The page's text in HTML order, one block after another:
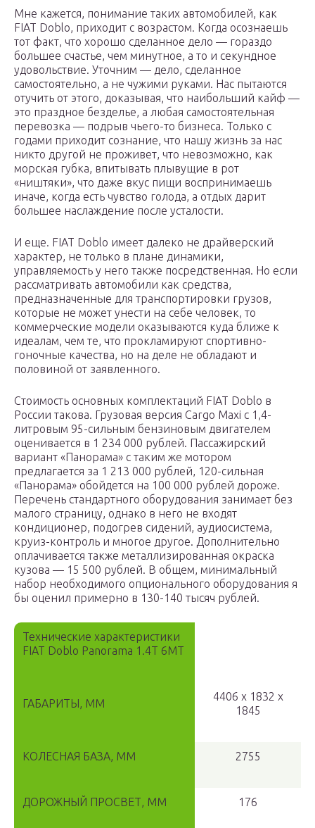
Мне кажется, понимание таких автомобилей, как
FIAT Doblo, приходит с возрастом. Когда осознаешь
тот факт, что хорошо сделанное дело — гораздо
большее счастье, чем минутное, а то и секундное
удовольствие. Уточним — дело, сделанное
самостоятельно, а не чужими руками. Нас пытаются
отучить от этого, доказывая, что наибольший кайф —
это праздное безделье, а любая самостоятельная
перевозка — подрыв чьего-то бизнеса. Только с
годами приходит сознание, что нашу жизнь за нас
никто другой не проживет, что невозможно, как
морская губка, впитывать плывущие в рот
«ништяки», что даже вкус пищи воспринимаешь
иначе, когда есть чувство голода, а отдых дарит
большее наслаждение после усталости.
И еще. FIAT Doblo имеет далеко не драйверский
характер, не только в плане динамики,
управляемость у него также посредственная. Но если
рассматривать автомобили как средства,
предназначенные для транспортировки грузов,
которые не может унести на себе человек, то
коммерческие модели оказываются куда ближе к
идеалам, чем те, что прокламируют спортивно-
гоночные качества, но на деле не обладают и
половиной от заявленного.
Стоимость основных комплектаций FIAT Doblo в
России такова. Грузовая версия Cargo Maxi с 1,4-
литровым 95-сильным бензиновым двигателем
оценивается в 1 234 000 рублей. Пассажирский
вариант «Панорама» с таким же мотором
предлагается за 1 213 000 рублей, 120-сильная
«Панорама» обойдется на 100 000 рублей дороже.
Перечень стандартного оборудования занимает без
малого страницу, однако в него не входят
кондиционер, подогрев сидений, аудиосистема,
круиз-контроль и многое другое. Дополнительно
оплачивается также металлизированная окраска
кузова — 15 500 рублей. В общем, минимальный
набор необходимого опционального оборудования я
бы оценил примерно в 130-140 тысяч рублей.
Технические характеристики
FIAT Doblo Panorama 1.4Т 6МТ
ГАБАРИТЫ, ММ
4406 х 1832 х
1845
КОЛЕСНАЯ БАЗА, ММ 2755
ДОРОЖНЫЙ ПРОСВЕТ, ММ 176